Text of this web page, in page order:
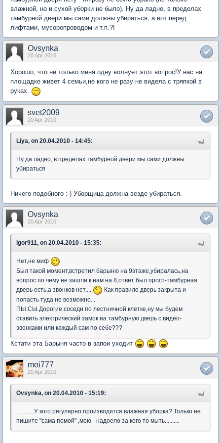
влажной, но и сухой уборки не было). Ну да ладно, в пределах
тамбурной двери мы сами должны убираться, а вот перед
лифтами, мусоропроводом и т.п.?!
Ovsynka
20 Apr 2010
Хорошо, что не только меня одну волнует этот вопрос!У нас на
площадке живет 4 семьи,не кого не разу не видела с тряпкой в
руках.
svet2009
20 Apr 2010
Liya, on 20.04.2010 - 14:45:
Ну да ладно, в пределах тамбурной двери мы сами должны
убираться
Ничего подобного :-) Уборщица должна везде убираться.
Ovsynka
20 Apr 2010
Igor911, on 20.04.2010 - 15:35:
Нет,не миф
Был такой момент,встретил барыню на 9этаже,убиралась,на
вопрос по чему не зашли к нам на 8,ответ был прост-тамбурная
дверь есть,а звонков нет....
Как правило дверь закрыта и
попасть туда не возможно...
ПЫ.СЫ.Дорогие соседи по лестничной клетке,ну мы будем
ставить электрический замок на тамбурную дверь с видео-
звонками или каждый сам по себе???
Кстати эта Барыня часто в запои уходит
moi777
20 Apr 2010
Ovsynka, on 20.04.2010 - 15:19:
............У кого регулярно производится влажная уборка? Только не
пишите "сама помой" ,мою - надоело за кого то мыть..........